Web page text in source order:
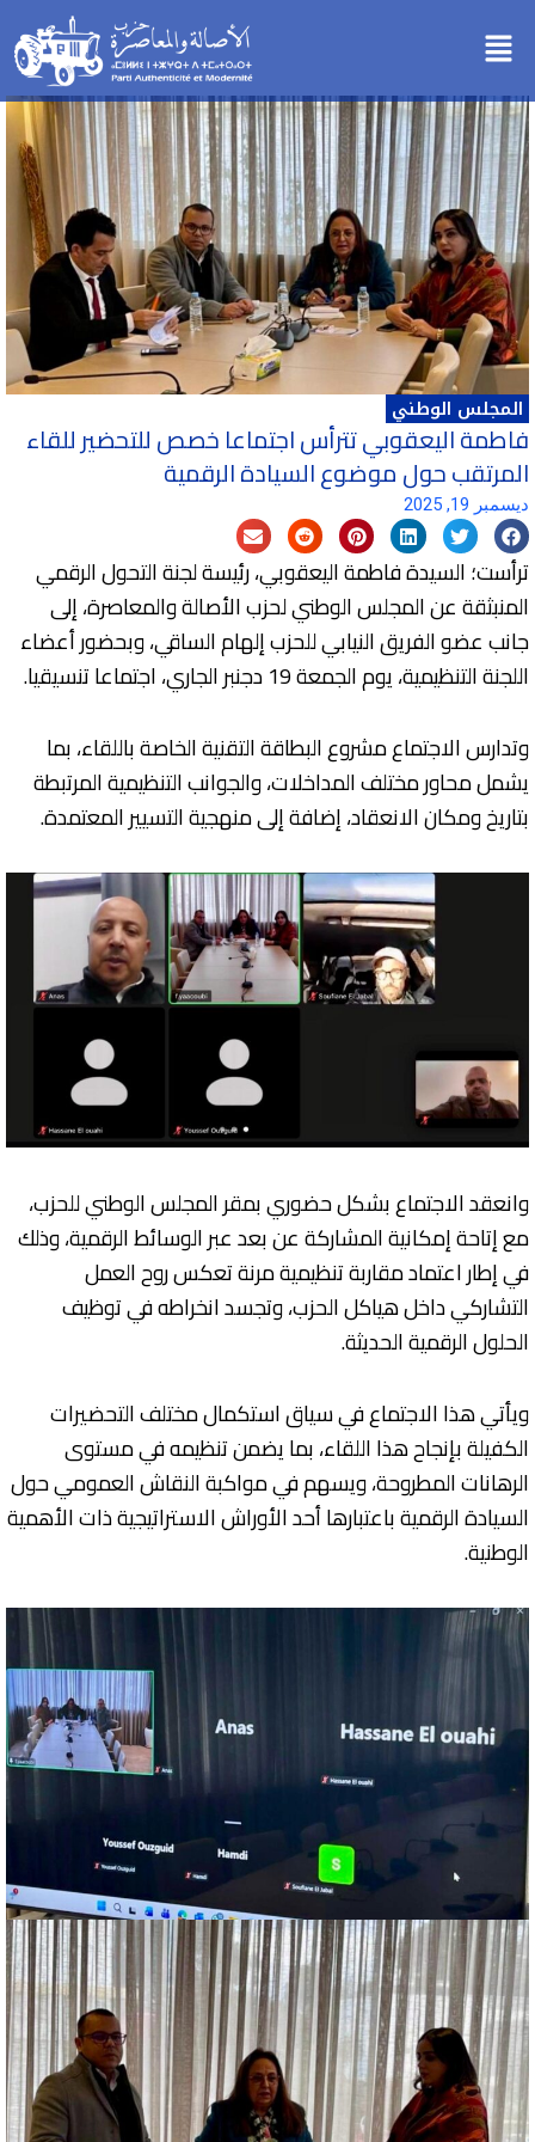
إلىMenu
المجلس الوطني
فاطمة اليعقوبي تترأس اجتماعا خصص للتحضير للقاء
المرتقب حول موضوع السيادة الرقمية
ديسمبر 19, 2025
ترأست؛ السيدة فاطمة اليعقوبي، رئيسة لجنة التحول الرقمي
المنبثقة عن المجلس الوطني لحزب الأصالة والمعاصرة، إلى
جانب عضو الفريق النيابي للحزب إلهام الساقي، وبحضور أعضاء
اللجنة التنظيمية، يوم الجمعة 19 دجنبر الجاري، اجتماعا تنسيقيا.
وتدارس الاجتماع مشروع البطاقة التقنية الخاصة باللقاء، بما
يشمل محاور مختلف المداخلات، والجوانب التنظيمية المرتبطة
بتاريخ ومكان الانعقاد، إضافة إلى منهجية التسيير المعتمدة.
وانعقد الاجتماع بشكل حضوري بمقر المجلس الوطني للحزب،
مع إتاحة إمكانية المشاركة عن بعد عبر الوسائط الرقمية، وذلك
في إطار اعتماد مقاربة تنظيمية مرنة تعكس روح العمل
التشاركي داخل هياكل الحزب، وتجسد انخراطه في توظيف
الحلول الرقمية الحديثة.
ويأتي هذا الاجتماع في سياق استكمال مختلف التحضيرات
الكفيلة بإنجاح هذا اللقاء، بما يضمن تنظيمه في مستوى
الرهانات المطروحة، ويسهم في مواكبة النقاش العمومي حول
السيادة الرقمية باعتبارها أحد الأوراش الاستراتيجية ذات الأهمية
الوطنية.